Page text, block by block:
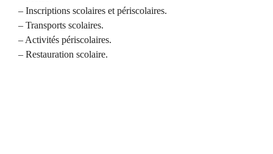
– Inscriptions scolaires et périscolaires.
– Transports scolaires.
– Activités périscolaires.
– Restauration scolaire.